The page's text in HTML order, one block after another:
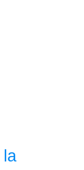
la